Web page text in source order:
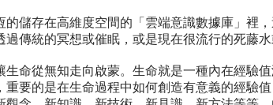
儲存在高維度空間的「雲端意識數據庫」裡
傳統的冥想或催眠，或是現在很流行的死藤水
命從無知走向啟蒙。生命就是一種內在經驗
要的是在生命過程中如何創造有意義的經驗